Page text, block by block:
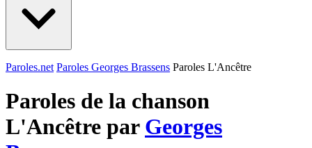
Paroles.net Paroles Georges Brassens Paroles L'Ancêtre
Paroles de la chanson
L'Ancêtre par Georges